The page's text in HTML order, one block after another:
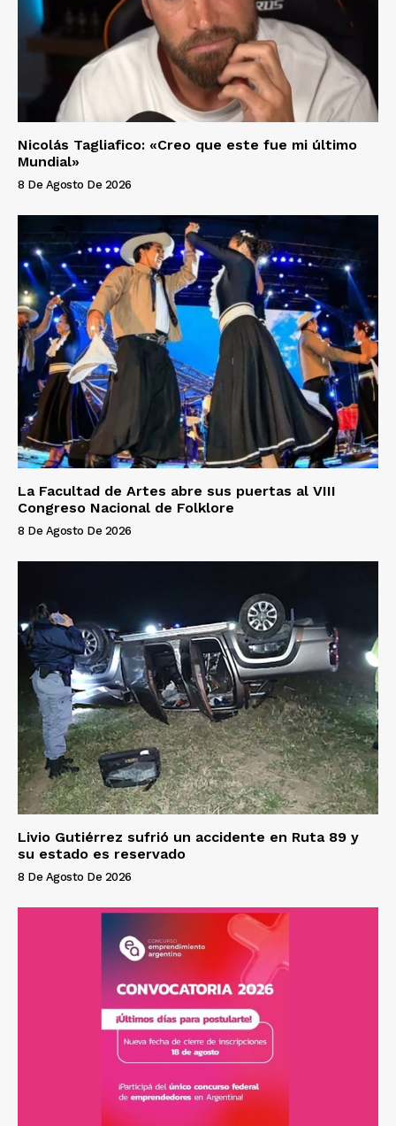
Nicolás Tagliafico: «Creo que este fue mi último
Mundial»
8 De Agosto De 2026
La Facultad de Artes abre sus puertas al VIII
Congreso Nacional de Folklore
8 De Agosto De 2026
Livio Gutiérrez sufrió un accidente en Ruta 89 y
su estado es reservado
8 De Agosto De 2026